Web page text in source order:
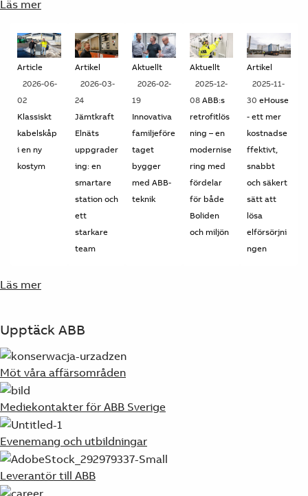
Läs mer
Article
2026-06-
02
Klassiskt
kabelskåp
i en ny
kostym
Artikel
2026-03-
24
Jämtkraft
Elnäts
uppgrader
ing: en
smartare
station och
ett
starkare
team
Aktuellt
2026-02-
19
Innovativa
familjeföre
taget
bygger
med ABB-
teknik
Aktuellt
2025-12-
08 ABB:s
retrofitlös
ning – en
modernise
ring med
fördelar
för både
Boliden
och miljön
Artikel
2025-11-
30eHouse
- ett mer
kostnadse
ffektivt,
snabbt
och säkert
sätt att
lösa
elförsörjni
ngen
Läs mer
Upptäck ABB
Möt våra affärsområden
Mediekontakter för ABB Sverige
Evenemang och utbildningar
Leverantör till ABB